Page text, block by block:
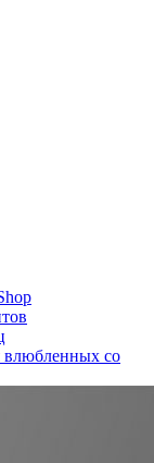
влюбленных со